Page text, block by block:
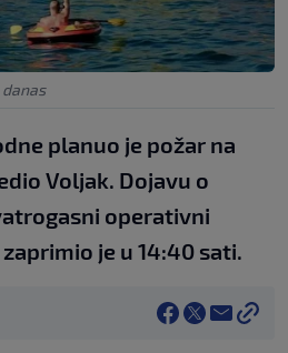
planuo je požar na
Voljak. Dojavu o
operativni
je u 14:40 sati.